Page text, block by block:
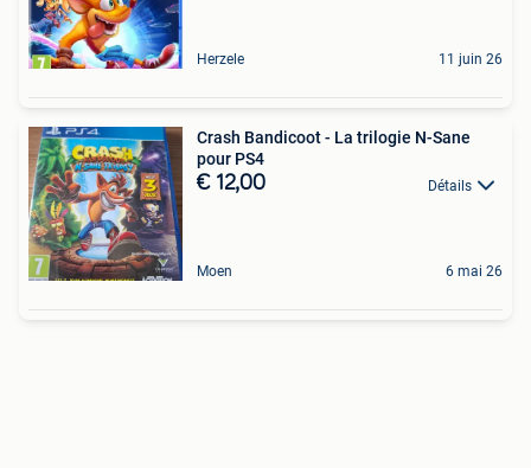
Herzele 11 juin 26
Crash Bandicoot - La trilogie N-Sane
pour PS4
€ 12,00 Détails
Moen 6 mai 26